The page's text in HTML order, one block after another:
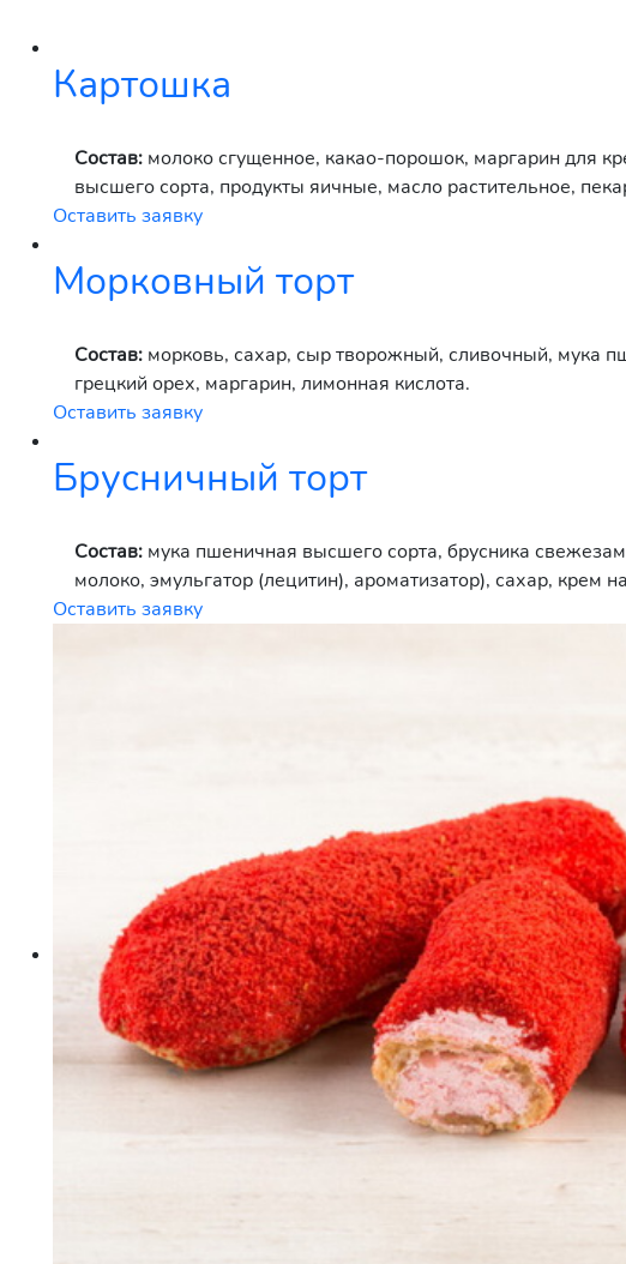
Картошка
Состав: молоко сгущенное, какао-порошок, маргарин для
высшего сорта, продукты яичные, масло растительное,
Оставить заявку
Морковный торт
Состав: морковь, сахар, сыр творожный, сливочный, мука
грецкий орех, маргарин, лимонная кислота.
Оставить заявку
Брусничный торт
Состав: мука пшеничная высшего сорта, брусника
молоко, эмульгатор (лецитин), ароматизатор), сахар, крем
маргарин (масла растительные, вода питьевая,
Оставить заявку